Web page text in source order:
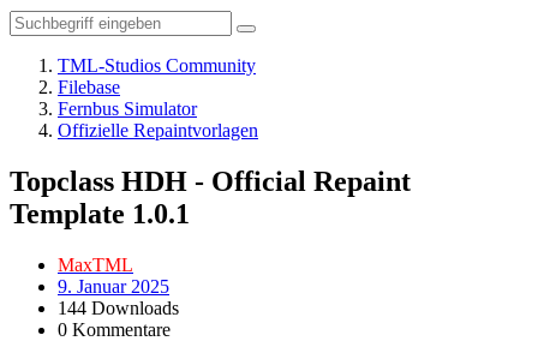
TML-Studios Community
Filebase
Fernbus Simulator
Offizielle Repaintvorlagen
Topclass HDH - Official Repaint
Template 1.0.1
MaxTML
9. Januar 2025
144 Downloads
0 Kommentare